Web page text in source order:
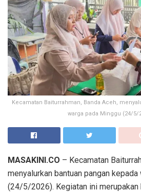
Kecamatan Baiturrahman, Banda Aceh,
warga pada Minggu (24/5/
MASAKINI.CO – Kecamatan
menyalurkan bantuan pangan
(24/5/2026). Kegiatan ini merupakan